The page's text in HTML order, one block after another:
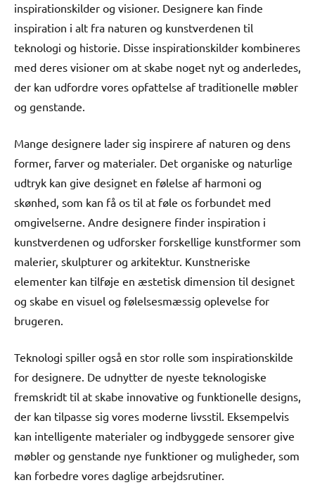
inspirationskilder og visioner. Designere kan finde
inspiration i alt fra naturen og kunstverdenen til
teknologi og historie. Disse inspirationskilder kombineres
med deres visioner om at skabe noget nyt og anderledes,
der kan udfordre vores opfattelse af traditionelle møbler
og genstande.
Mange designere lader sig inspirere af naturen og dens
former, farver og materialer. Det organiske og naturlige
udtryk kan give designet en følelse af harmoni og
skønhed, som kan få os til at føle os forbundet med
omgivelserne. Andre designere finder inspiration i
kunstverdenen og udforsker forskellige kunstformer som
malerier, skulpturer og arkitektur. Kunstneriske
elementer kan tilføje en æstetisk dimension til designet
og skabe en visuel og følelsesmæssig oplevelse for
brugeren.
Teknologi spiller også en stor rolle som inspirationskilde
for designere. De udnytter de nyeste teknologiske
fremskridt til at skabe innovative og funktionelle designs,
der kan tilpasse sig vores moderne livsstil. Eksempelvis
kan intelligente materialer og indbyggede sensorer give
møbler og genstande nye funktioner og muligheder, som
kan forbedre vores daglige arbejdsrutiner.